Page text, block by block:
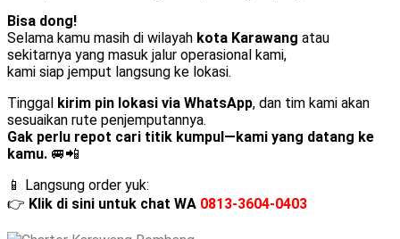
Bisa dong!
Selama kamu masih di wilayah kota Karawang atau
sekitarnya yang masuk jalur operasional kami,
kami siap jemput langsung ke lokasi.
Tinggal kirim pin lokasi via WhatsApp, dan tim kami akan
sesuaikan rute penjemputannya.
Gak perlu repot cari titik kumpul—kami yang datang ke
kamu. 🚐📲
📱 Langsung order yuk:
👉 Klik di sini untuk chat WA 0813-3604-0403